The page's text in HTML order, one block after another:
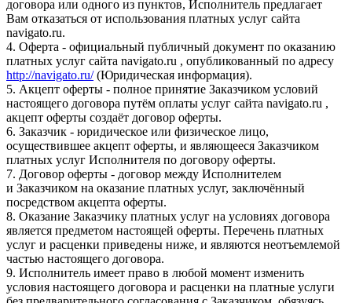
договора или одного из пунктов, Исполнитель предлагает
Вам отказаться от использования платных услуг сайта
navigato.ru.
4. Оферта - официальный публичный документ по оказанию
платных услуг сайта navigato.ru , опубликованный по адресу
http://navigato.ru/(Юридическая информация).
5. Акцепт оферты - полное принятие Заказчиком условий
настоящего договора путём оплаты услуг сайта navigato.ru ,
акцепт оферты создаёт договор оферты.
6. Заказчик - юридическое или физическое лицо,
осуществившее акцепт оферты, и являющееся Заказчиком
платных услуг Исполнителя по договору оферты.
7. Договор оферты - договор между Исполнителем
и Заказчиком на оказание платных услуг, заключённый
посредством акцепта оферты.
8. Оказание Заказчику платных услуг на условиях договора
является предметом настоящей оферты. Перечень платных
услуг и расценки приведены ниже, и являются неотъемлемой
частью настоящего договора.
9. Исполнитель имеет право в любой момент изменить
условия настоящего договора и расценки на платные услуги